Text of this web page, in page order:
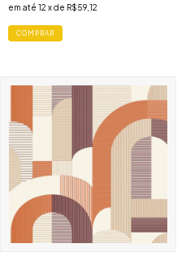
em até 12 x de R$59,12